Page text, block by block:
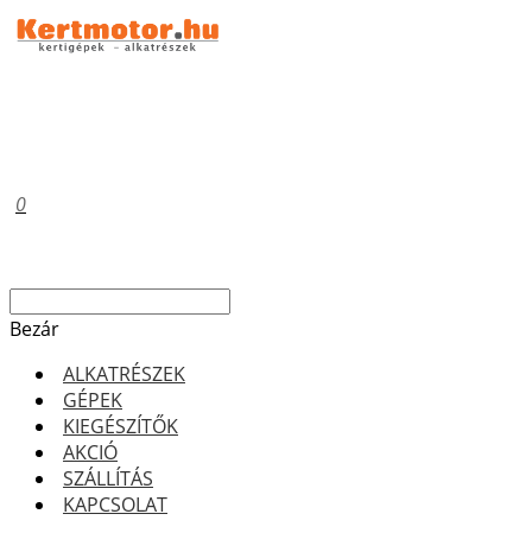
0
Bezár
ALKATRÉSZEK
GÉPEK
KIEGÉSZÍTŐK
AKCIÓ
SZÁLLÍTÁS
KAPCSOLAT